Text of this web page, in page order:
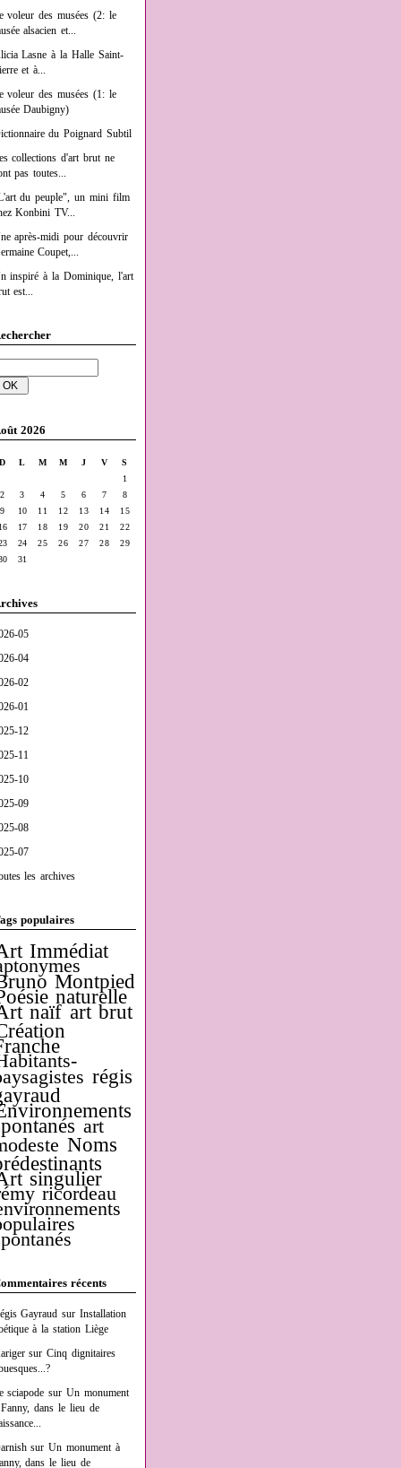
voleur des musées (2: le
alsacien et...
Lasne à la Halle Saint-
et à...
voleur des musées (1: le
Daubigny)
du Poignard Subtil
collections d'art brut ne
pas toutes...
du peuple", un mini film
Konbini TV...
après-midi pour découvrir
Coupet,...
inspiré à la Dominique, l'art
est...
2026
D L M M J V
S
1
2
3 4 5 6 7
8
9
10 11 12 13 14
15
16
17 18 19 20 21
22
24 25 26 27 28
29
31
05
04
02
01
12
11
10
09
08
07
les archives
populaires
Immédiat
Montpied
naturelle
naïf art brut
régis
art
Noms
singulier
ricordeau
récents
Gayraud surInstallation
à la station Liège
surCinq dignitaires
sciapode surUn monument
dans le lieu de
surUn monument à
dans le lieu de